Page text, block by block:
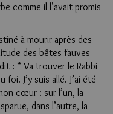
comme il l’avait promis
à mourir après des
des bêtes fauves
: “ Va trouver le Rabbi
J’y suis allé. J’ai été
cœur : sur l’un, la
dans l’autre, la